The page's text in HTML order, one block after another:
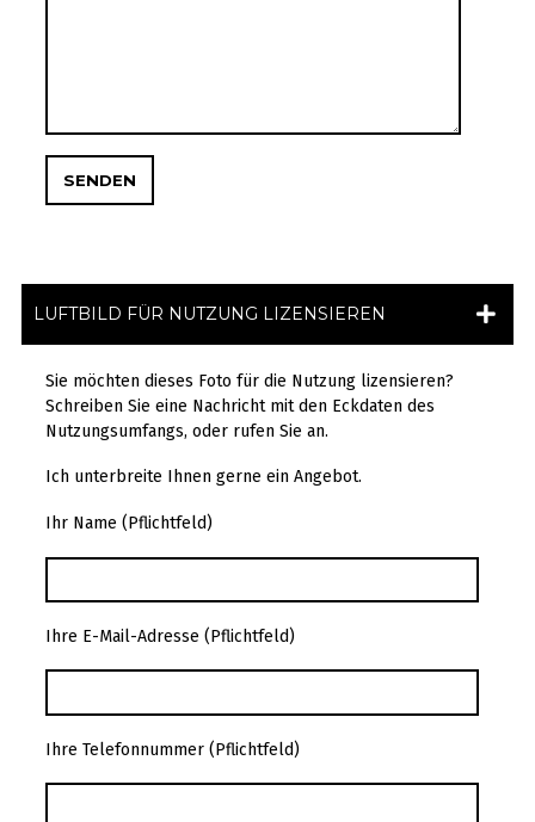
LUFTBILD FÜR NUTZUNG LIZENSIEREN
Sie möchten dieses Foto für die Nutzung lizensieren?
Schreiben Sie eine Nachricht mit den Eckdaten des
Nutzungsumfangs, oder rufen Sie an.
Ich unterbreite Ihnen gerne ein Angebot.
Ihr Name (Pflichtfeld)
Ihre E-Mail-Adresse (Pflichtfeld)
Ihre Telefonnummer (Pflichtfeld)